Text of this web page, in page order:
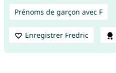
Prénoms de garçon avec F
Enregistrer Fredric